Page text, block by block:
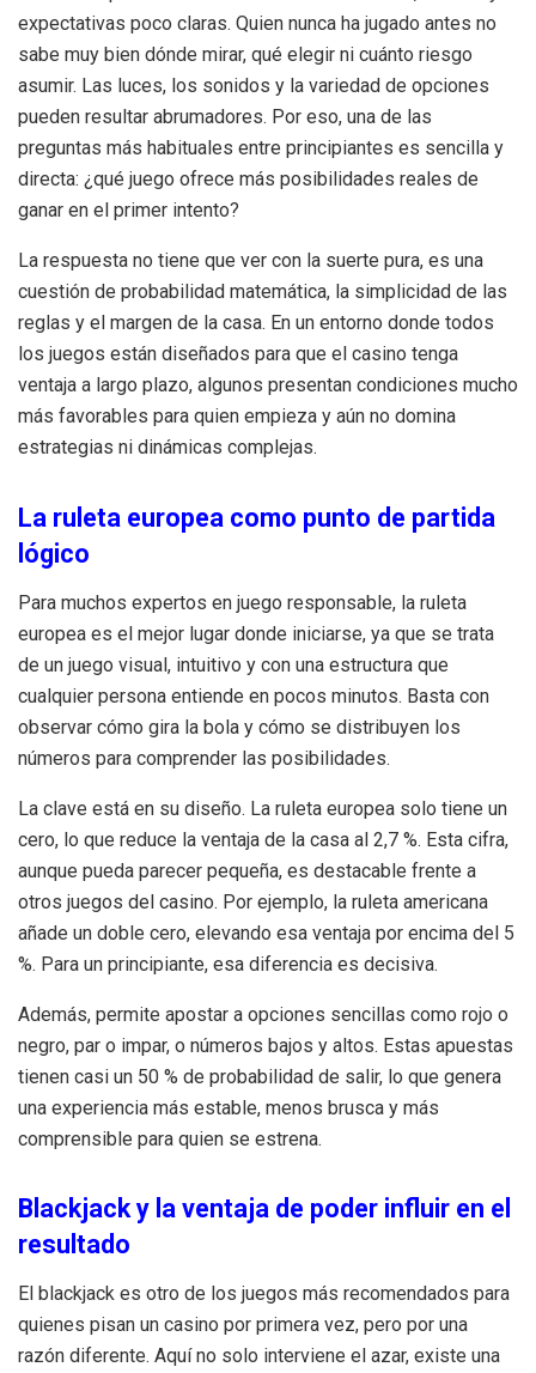
expectativas poco claras. Quien nunca ha jugado antes no
sabe muy bien dónde mirar, qué elegir ni cuánto riesgo
asumir. Las luces, los sonidos y la variedad de opciones
pueden resultar abrumadores. Por eso, una de las
preguntas más habituales entre principiantes es sencilla y
directa: ¿qué juego ofrece más posibilidades reales de
ganar en el primer intento?
La respuesta no tiene que ver con la suerte pura, es una
cuestión de probabilidad matemática, la simplicidad de las
reglas y el margen de la casa. En un entorno donde todos
los juegos están diseñados para que el casino tenga
ventaja a largo plazo, algunos presentan condiciones mucho
más favorables para quien empieza y aún no domina
estrategias ni dinámicas complejas.
La ruleta europea como punto de partida
lógico
Para muchos expertos en juego responsable, la ruleta
europea es el mejor lugar donde iniciarse, ya que se trata
de un juego visual, intuitivo y con una estructura que
cualquier persona entiende en pocos minutos. Basta con
observar cómo gira la bola y cómo se distribuyen los
números para comprender las posibilidades.
La clave está en su diseño. La ruleta europea solo tiene un
cero, lo que reduce la ventaja de la casa al 2,7 %. Esta cifra,
aunque pueda parecer pequeña, es destacable frente a
otros juegos del casino. Por ejemplo, la ruleta americana
añade un doble cero, elevando esa ventaja por encima del 5
%. Para un principiante, esa diferencia es decisiva.
Además, permite apostar a opciones sencillas como rojo o
negro, par o impar, o números bajos y altos. Estas apuestas
tienen casi un 50 % de probabilidad de salir, lo que genera
una experiencia más estable, menos brusca y más
comprensible para quien se estrena.
Blackjack y la ventaja de poder influir en el
resultado
El blackjack es otro de los juegos más recomendados para
quienes pisan un casino por primera vez, pero por una
razón diferente. Aquí no solo interviene el azar, existe una